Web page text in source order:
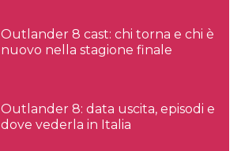
Outlander 8 cast: chi torna e chi è
nuovo nella stagione finale
Outlander 8: data uscita, episodi e
dove vederla in Italia